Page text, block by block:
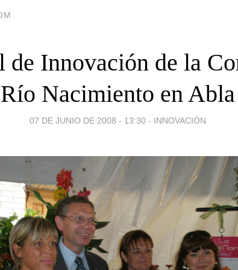
de Innovación de la
Río Nacimiento en Abla
07 DE JUNIO DE 2008 - 13:30 - INNOVACIÓN